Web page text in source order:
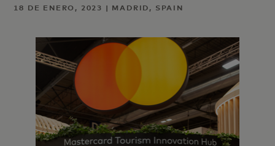
18 DE ENERO, 2023 | MADRID, SPAIN